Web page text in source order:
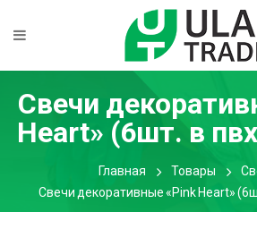
Свечи
Heart» (6шт. в
Главная Товары
Свечи декоративные «Pink Heart»